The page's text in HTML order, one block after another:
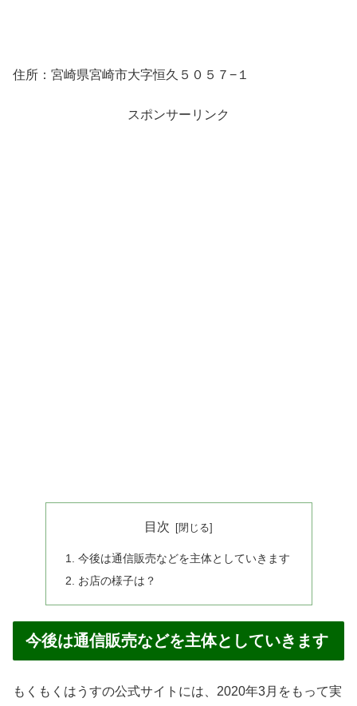
住所：宮崎県宮崎市大字恒久５０５７−１
スポンサーリンク
目次
今後は通信販売などを主体としていきます
お店の様子は？
今後は通信販売などを主体としていきます
もくもくはうすの公式サイトには、2020年3月をもって実